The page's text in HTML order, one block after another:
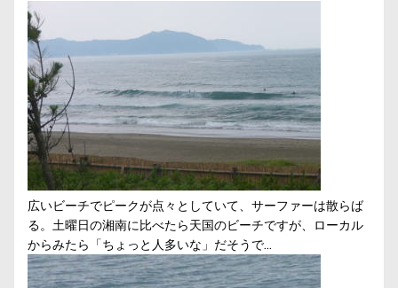
広いビーチでピークが点々としていて、サーファーは散らば
る。土曜日の湘南に比べたら天国のビーチですが、ローカル
からみたら「ちょっと人多いな」だそうで…